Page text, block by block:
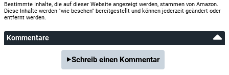
Bestimmte Inhalte, die auf dieser Website angezeigt werden, stammen von Amazon.
Diese Inhalte werden "wie besehen" bereitgestellt und können jederzeit geändert oder
entfernt werden.
Kommentare
Schreib einen Kommentar